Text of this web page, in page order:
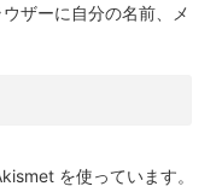
ザーに自分の名前、メ
を使っています。